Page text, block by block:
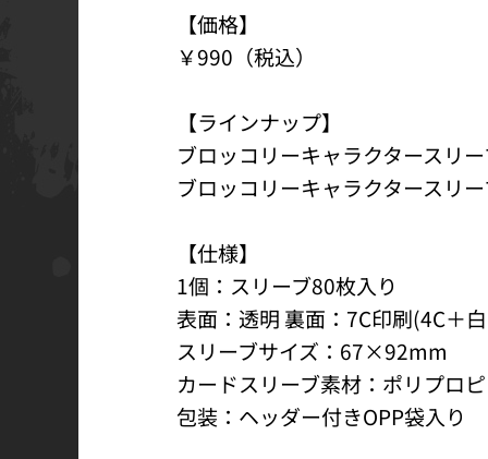
【価格】
￥990（税込）
【ラインナップ】
ブロッコリーキャラクタースリ
ブロッコリーキャラクタースリ
【仕様】
1個：スリーブ80枚入り
表面：透明 裏面：7C印刷(4C＋
スリーブサイズ：67×92mm
カードスリーブ素材：ポリプロ
包装：ヘッダー付きOPP袋入り